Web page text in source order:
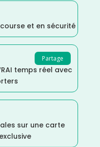
et en sécurité
Partage
temps réel avec
sur une carte